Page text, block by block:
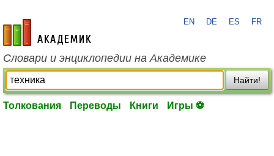
academic.ru
EN DE ES FR
Словари и энциклопедии на Академике
Найти!
Толкования Переводы Книги Игры ⚽